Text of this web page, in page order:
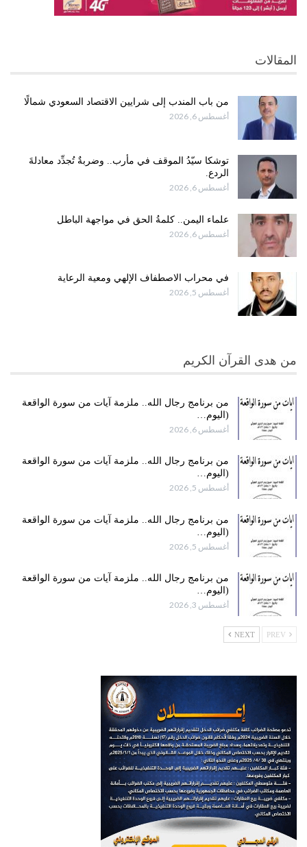
المقالات
من باب المندب إلى شرايين الاقتصاد السعودي شمالًا
أغسطس 6, 2026
توشكا سيّدُ الموقف في مأرب.. وضربةٌ تُجدِّد معادلةَ
الردع.
أغسطس 6, 2026
علماء اليمن.. كلمةُ الحق في مواجهة الباطل
أغسطس 6, 2026
في محراب الاصطفاف الإلهي ومعية الرعاية
أغسطس 5, 2026
من هدى القرآن الكريم
من برنامج رجال الله.. ملزمة آيات من سورة الواقعة
(اليوم…
أغسطس 6, 2026
من برنامج رجال الله.. ملزمة آيات من سورة الواقعة
(اليوم…
أغسطس 5, 2026
من برنامج رجال الله.. ملزمة آيات من سورة الواقعة
(اليوم…
أغسطس 5, 2026
من برنامج رجال الله.. ملزمة آيات من سورة الواقعة
(اليوم…
أغسطس 3, 2026
NEXT